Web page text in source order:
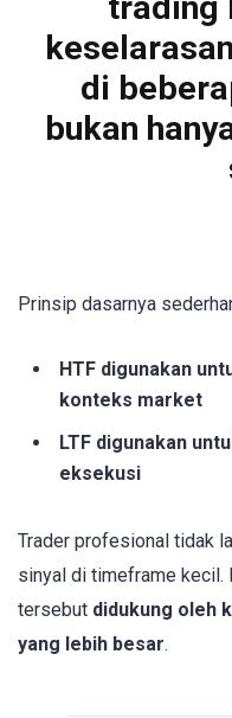
di
bukan
Prinsip dasarnya
HTF digunakan
konteks market
LTF digunakan
eksekusi
Trader profesional tidak
sinyal di timeframe kecil.
tersebut didukung oleh
yang lebih besar.